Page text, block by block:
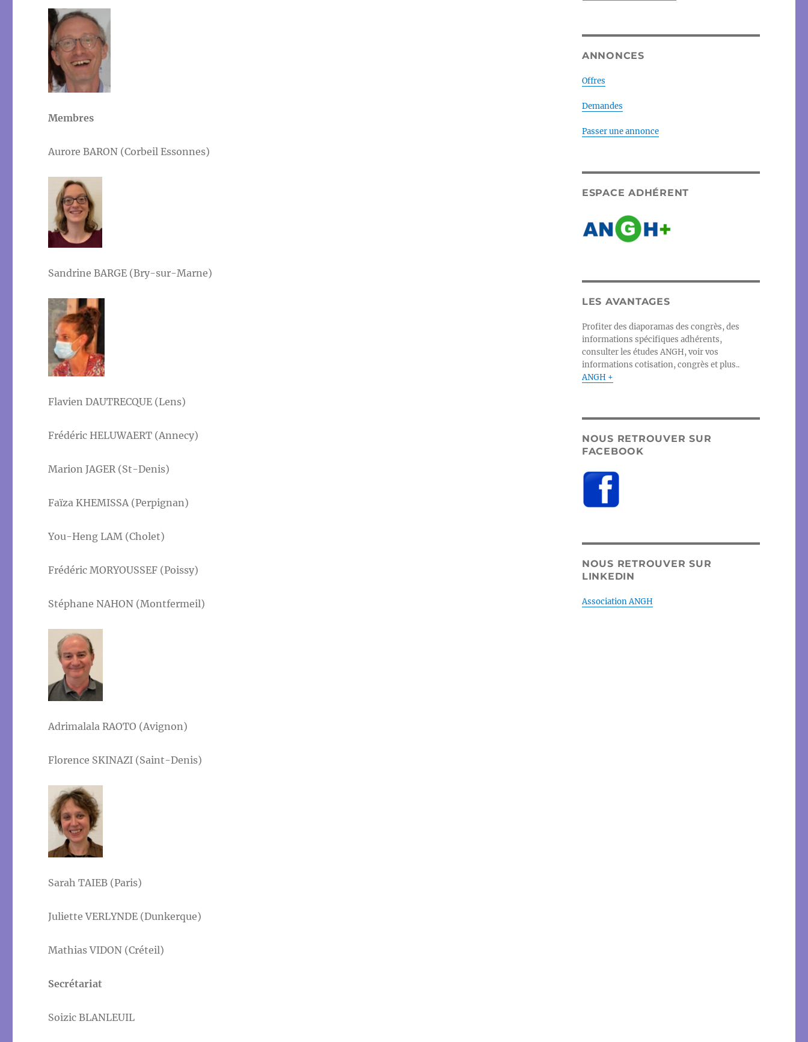
Membres
Aurore BARON (Corbeil Essonnes)
Sandrine BARGE (Bry-sur-Marne)
Flavien DAUTRECQUE (Lens)
Frédéric HELUWAERT (Annecy)
Marion JAGER (St-Denis)
Faïza KHEMISSA (Perpignan)
You-Heng LAM (Cholet)
Frédéric MORYOUSSEF (Poissy)
Stéphane NAHON (Montfermeil)
Adrimalala RAOTO (Avignon)
Florence SKINAZI (Saint-Denis)
Sarah TAIEB (Paris)
Juliette VERLYNDE (Dunkerque)
Mathias VIDON (Créteil)
Secrétariat
Soizic BLANLEUIL
ANNONCES
Offres
Demandes
Passer une annonce
ESPACE ADHÉRENT
LES AVANTAGES
Profiter des diaporamas des congrès, des
informations spécifiques adhérents,
consulter les études ANGH, voir vos
informations cotisation, congrès et plus..
ANGH +
NOUS RETROUVER SUR
FACEBOOK
NOUS RETROUVER SUR
LINKEDIN
Association ANGH